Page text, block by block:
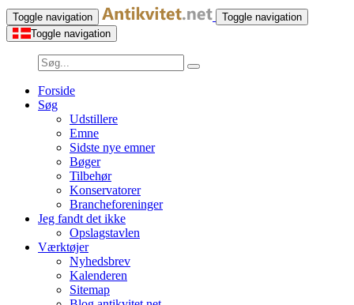
Toggle navigation
Toggle navigation
Toggle navigation
Forside
Søg
Udstillere
Emne
Sidste nye emner
Bøger
Tilbehør
Konservatorer
Brancheforeninger
Jeg fandt det ikke
Opslagstavlen
Værktøjer
Nyhedsbrev
Kalenderen
Sitemap